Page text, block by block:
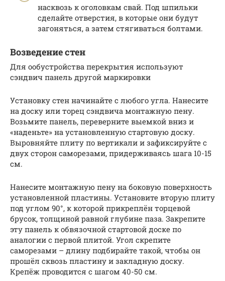
насквозь к оголовкам свай. Под шпильки
сделайте отверстия, в которые они будут
загоняться, а затем стягиваться болтами.
Возведение стен
Для ообустройства перекрытия используют
сэндвич панель другой маркировки
Установку стен начинайте с любого угла. Нанесите
на доску или торец сэндвича монтажную пену.
Возьмите панель, переверните выемкой вниз и
«наденьте» на установленную стартовую доску.
Выровняйте плиту по вертикали и зафиксируйте с
двух сторон саморезами, придерживаясь шага 10-15
см.
Нанесите монтажную пену на боковую поверхность
установленной пластины. Установите вторую плиту
под углом 90°, к которой прикреплён торцевой
брусок, толщиной равной глубине паза. Закрепите
эту панель к обвязочной стартовой доске по
аналогии с первой плитой. Угол скрепите
саморезами – длину подбирайте такой, чтобы он
прошёл сквозь пластину и закладную доску.
Крепёж проводится с шагом 40-50 см.